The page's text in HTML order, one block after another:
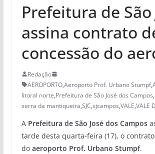
Prefeitura de São
assina contrato
concessão do
Redação
AEROPORTO,Aeroporto Prof. Urbano Stumpf,
litoral norte,Prefeitura de São José dos Campos,
serra da mantiqueira,SJC,sjcampos,VALE,VALE
APrefeitura de São José dos Campos
tarde desta quarta-feira (17), o
do aeroporto Prof. Urbano Stumpf.